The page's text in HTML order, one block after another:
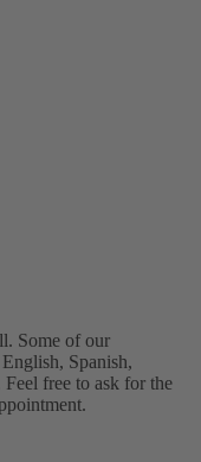
Some of our
Spanish,
free to ask for the